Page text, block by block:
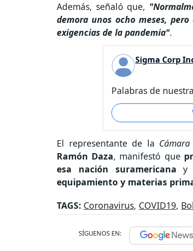
Además, señaló que,
demora unos ocho meses,
exigencias de la pandemia".
Sigma Corp
Palabras de
El representante de la
Ramón Daza, manifestó que
esa nación suramericana y
equipamiento y materias
TAGS: Coronavirus, COVID19,
SÍGUENOS EN: